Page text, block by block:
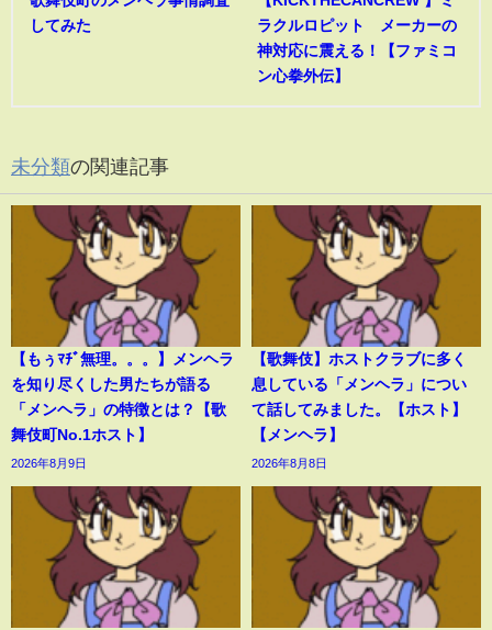
してみた
ラクルロピット メーカーの
神対応に震える！【ファミコ
ン心拳外伝】
未分類の関連記事
【もぅﾏﾁﾞ無理。。。】メンヘラ
を知り尽くした男たちが語る
「メンヘラ」の特徴とは？【歌
舞伎町No.1ホスト】
2026年8月9日
【歌舞伎】ホストクラブに多く
息している「メンヘラ」につい
て話してみました。【ホスト】
【メンヘラ】
2026年8月8日